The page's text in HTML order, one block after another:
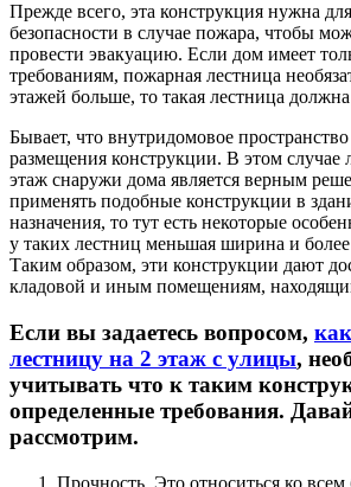
Прежде всего, эта конструкция нужна
безопасности в случае пожара, чтобы
провести эвакуацию. Если дом имеет
требованиям, пожарная лестница
этажей больше, то такая лестница
Бывает, что внутридомовое
размещения конструкции. В этом случае
этаж снаружи дома является верным
применять подобные конструкции в
назначения, то тут есть некоторые
у таких лестниц меньшая ширина и
Таким образом, эти конструкции дают
кладовой и иным помещениям,
Если вы задаетесь вопросом,
лестницу на 2 этаж с улицы,
учитывать что к таким
определенные требования.
рассмотрим.
Прочность. Это относиться ко